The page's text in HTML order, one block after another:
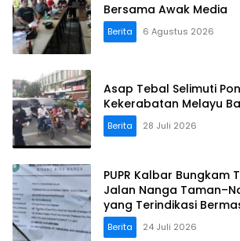
Bersama Awak Media
Berita 6 Agustus 2026
Asap Tebal Selimuti
Kekerabatan Melayu
Berita 28 Juli 2026
PUPR Kalbar Bungkam
Jalan Nanga
yang Terindikasi
Berita 24 Juli 2026